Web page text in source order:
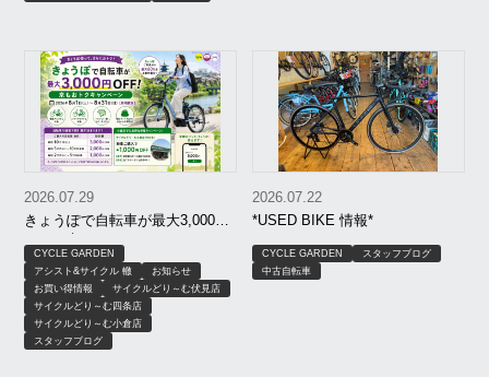
きょうぽで自転車が最大3,000円
【8月限定】｜京都 サイクルどり
～む、アシスト＆サイクル轍、
サイクルガーデン
2026.07.29
CYCLE GARDEN
アシスト&サイクル 轍
お知らせ
お買い得情報
サイクルどり～む伏見店
サイクルどり～む四条店
サイクルどり～む小倉店
スタッフブログ
*USED BIKE 情報*
2026.07.22
CYCLE GARDEN
スタッフブログ
中古自転車